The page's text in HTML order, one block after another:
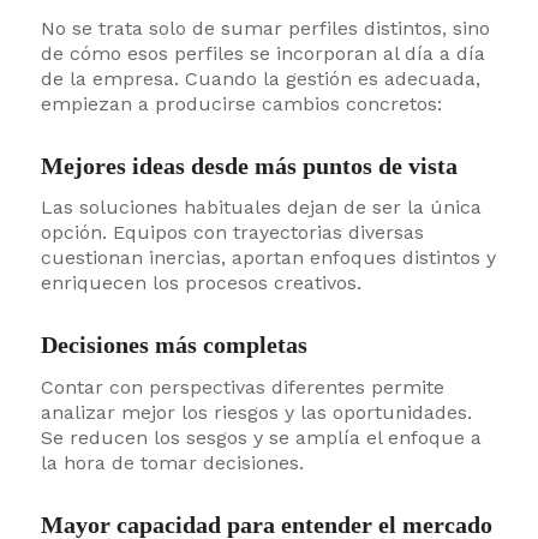
No se trata solo de sumar perfiles distintos, sino
de cómo esos perfiles se incorporan al día a día
de la empresa. Cuando la gestión es adecuada,
empiezan a producirse cambios concretos:
Mejores ideas desde más puntos de vista
Las soluciones habituales dejan de ser la única
opción. Equipos con trayectorias diversas
cuestionan inercias, aportan enfoques distintos y
enriquecen los procesos creativos.
Decisiones más completas
Contar con perspectivas diferentes permite
analizar mejor los riesgos y las oportunidades.
Se reducen los sesgos y se amplía el enfoque a
la hora de tomar decisiones.
Mayor capacidad para entender el mercado